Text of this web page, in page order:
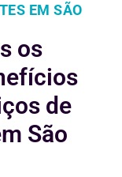
EM SÃO
os
de
São